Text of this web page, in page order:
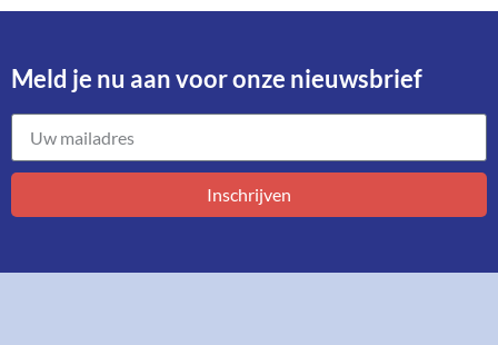
Meld je nu aan voor onze nieuwsbrief​
Inschrijven